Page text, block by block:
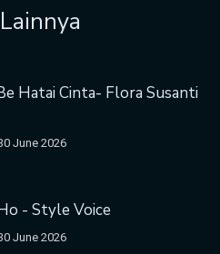
Hatai Cinta- Flora Susanti
June 2026
- Style Voice
June 2026